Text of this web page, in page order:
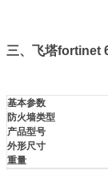
三、飞塔fortinet
基本参数
防火墙类型
产品型号
外形尺寸
重量